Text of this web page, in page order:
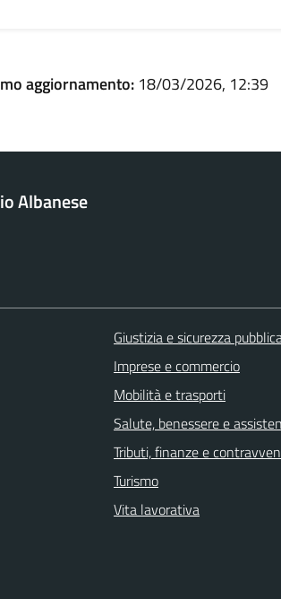
aggiornamento: 18/03/2026, 12:39
Albanese
Giustizia e sicurezza
Imprese e commercio
Mobilità e trasporti
Salute, benessere e
Tributi, finanze e
Turismo
Vita lavorativa